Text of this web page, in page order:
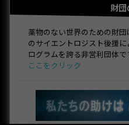
財
薬物のない世界のための財
のサイエントロジスト後援
ログラムを誇る非営利団体
ここをクリック